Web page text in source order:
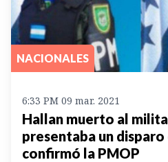
NACIONALES
6:33 PM 09 mar. 2021
Hallan muerto al
presentaba un disparo
confirmó la PMOP